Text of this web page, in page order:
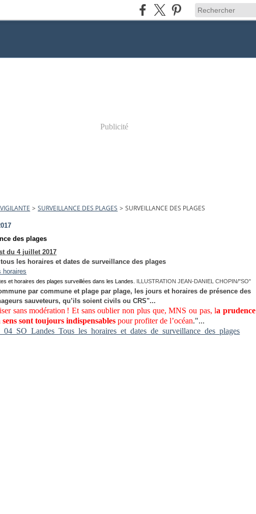
Publicité
> SURVEILLANCE DES PLAGES > SURVEILLANCE DES PLAGES
des plages
du 4 juillet 2017
les horaires et dates de surveillance des plages
et horaires des plages surveillées dans les Landes. ILLUSTRATION JEAN-DANIEL CHOPIN/"SO"
par commune et plage par plage, les jours et horaires de présence des
sauveteurs, qu’ils soient civils ou CRS"...
sans modération ! Et sans oublier non plus que, MNS ou pas, la prudence
sens sont toujours indispensables pour profiter de l’océan."...